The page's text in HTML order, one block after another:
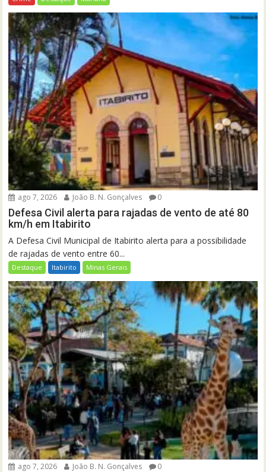
ago 7, 2026 João B. N. Gonçalves 0
Defesa Civil alerta para rajadas de vento de até 80
km/h em Itabirito
A Defesa Civil Municipal de Itabirito alerta para a possibilidade
de rajadas de vento entre 60...
Destaque Itabirito Minas Gerais
ago 7, 2026 João B. N. Gonçalves 0